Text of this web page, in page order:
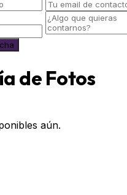
de Fotos
aún.